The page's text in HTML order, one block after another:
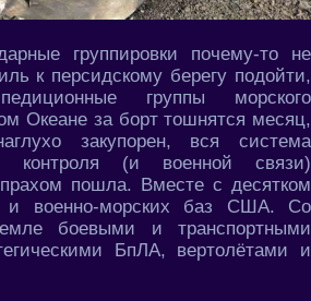
группировки почему-то не
к персидскому берегу подойти,
группы морского
Океане за борт тошнятся месяц,
закупорен, вся система
контроля (и военной связи)
пошла. Вместе с десятком
и военно-морских баз США. Со
боевыми и транспортными
БпЛА, вертолётами и